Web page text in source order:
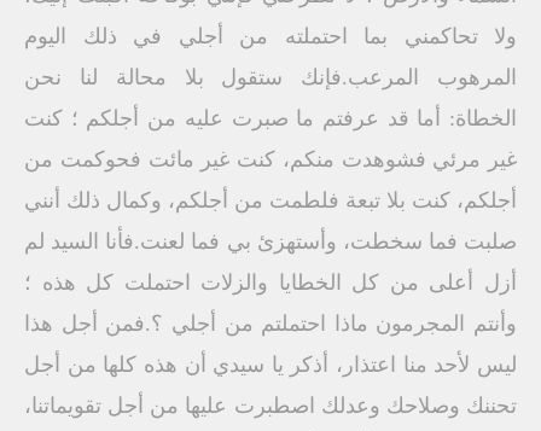
ولا تحاكمني بما احتملته من أجلي في ذلك اليوم
المرهوب المرعب.فإنك ستقول بلا محالة لنا نحن
الخطاة: أما قد عرفتم ما صبرت عليه من أجلكم ؛ كنت
غير مرئي فشوهدت منكم، كنت غير مائت فحوكمت من
أجلكم، كنت بلا تبعة فلطمت من أجلكم، وكمال ذلك أنني
صلبت فما سخطت، وأستهزئ بي فما لعنت.فأنا السيد لم
أزل أعلى من كل الخطايا والزلات احتملت كل هذه ؛
وأنتم المجرمون ماذا احتملتم من أجلي ؟.فمن أجل هذا
ليس لأحد منا اعتذار، أذكر يا سيدي أن هذه كلها من أجل
تحننك وصلاحك وعدلك اصطبرت عليها من أجل تقويماتنا،